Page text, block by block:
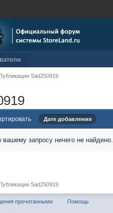
Sad250919
Дате добавления
вашему запросу ничего не найдено.
Sad250919
прочитанными Помощь